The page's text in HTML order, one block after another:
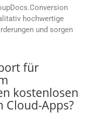
hochwertige
und sorgen
für
kostenlosen
Cloud-Apps?